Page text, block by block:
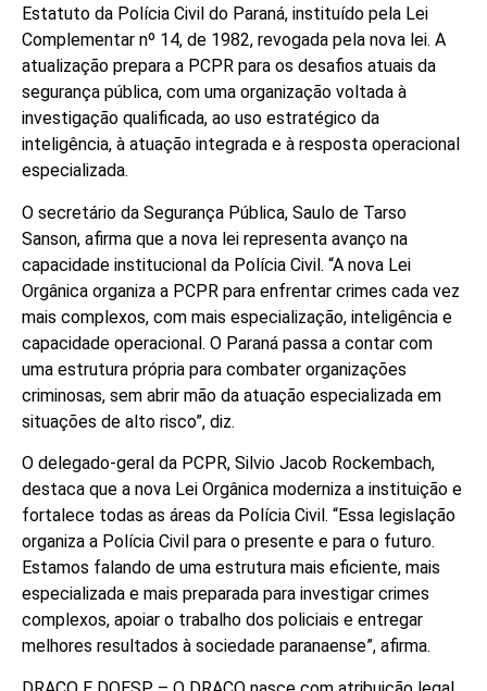
Estatuto da Polícia Civil do Paraná, instituído pela Lei
Complementar nº 14, de 1982, revogada pela nova lei. A
atualização prepara a PCPR para os desafios atuais da
segurança pública, com uma organização voltada à
investigação qualificada, ao uso estratégico da
inteligência, à atuação integrada e à resposta operacional
especializada.
O secretário da Segurança Pública, Saulo de Tarso
Sanson, afirma que a nova lei representa avanço na
capacidade institucional da Polícia Civil. “A nova Lei
Orgânica organiza a PCPR para enfrentar crimes cada vez
mais complexos, com mais especialização, inteligência e
capacidade operacional. O Paraná passa a contar com
uma estrutura própria para combater organizações
criminosas, sem abrir mão da atuação especializada em
situações de alto risco”, diz.
O delegado-geral da PCPR, Silvio Jacob Rockembach,
destaca que a nova Lei Orgânica moderniza a instituição e
fortalece todas as áreas da Polícia Civil. “Essa legislação
organiza a Polícia Civil para o presente e para o futuro.
Estamos falando de uma estrutura mais eficiente, mais
especializada e mais preparada para investigar crimes
complexos, apoiar o trabalho dos policiais e entregar
melhores resultados à sociedade paranaense”, afirma.